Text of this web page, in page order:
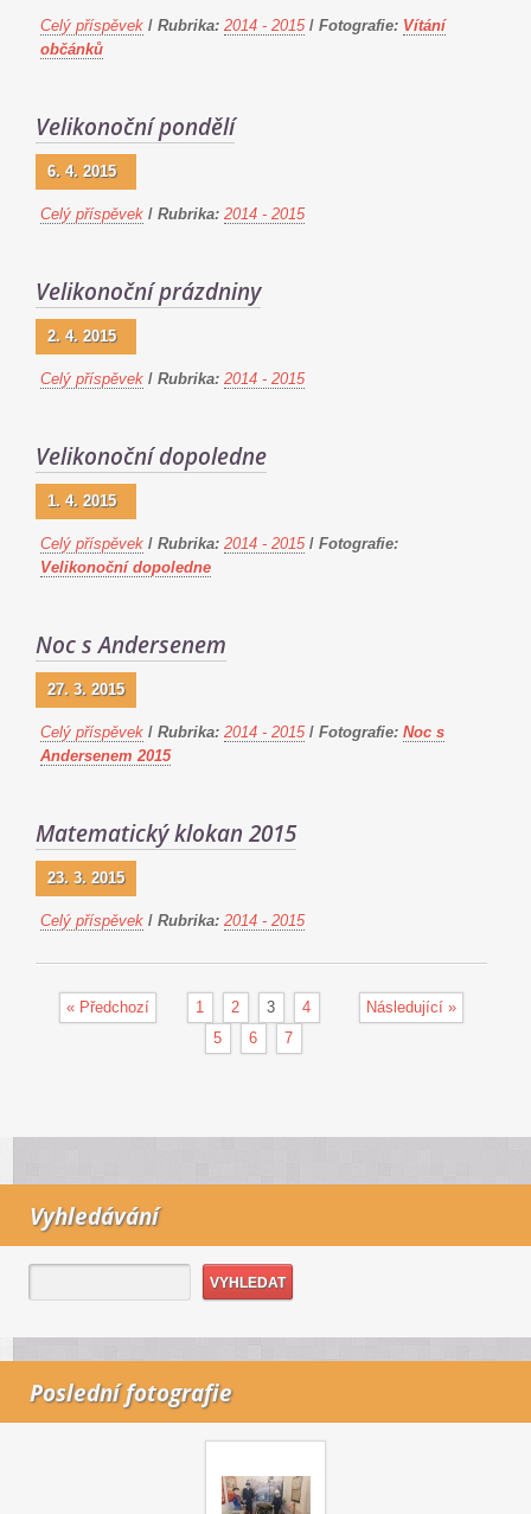
Celý příspěvek / Rubrika: 2014 - 2015 / Fotografie: Vítání
občánků
Velikonoční pondělí
6. 4. 2015
Celý příspěvek / Rubrika: 2014 - 2015
Velikonoční prázdniny
2. 4. 2015
Celý příspěvek / Rubrika: 2014 - 2015
Velikonoční dopoledne
1. 4. 2015
Celý příspěvek / Rubrika: 2014 - 2015 / Fotografie:
Velikonoční dopoledne
Noc s Andersenem
27. 3. 2015
Celý příspěvek / Rubrika: 2014 - 2015 / Fotografie: Noc s
Andersenem 2015
Matematický klokan 2015
23. 3. 2015
Celý příspěvek / Rubrika: 2014 - 2015
« Předchozí 1 2 3
4
5
6 7
Následující »
Vyhledávání
Poslední fotografie